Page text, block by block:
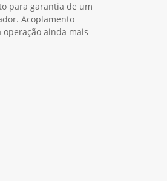
para garantia de um
Acoplamento
ainda mais